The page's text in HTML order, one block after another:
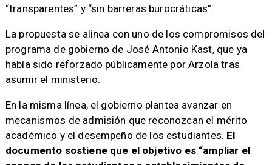
“transparentes” y “sin barreras burocráticas”.
La propuesta se alinea con uno de los compromisos del
programa de gobierno de José Antonio Kast, que ya
había sido reforzado públicamente por Arzola tras
asumir el ministerio.
En la misma línea, el gobierno plantea avanzar en
mecanismos de admisión que reconozcan el mérito
académico y el desempeño de los estudiantes. El
documento sostiene que el objetivo es “ampliar el